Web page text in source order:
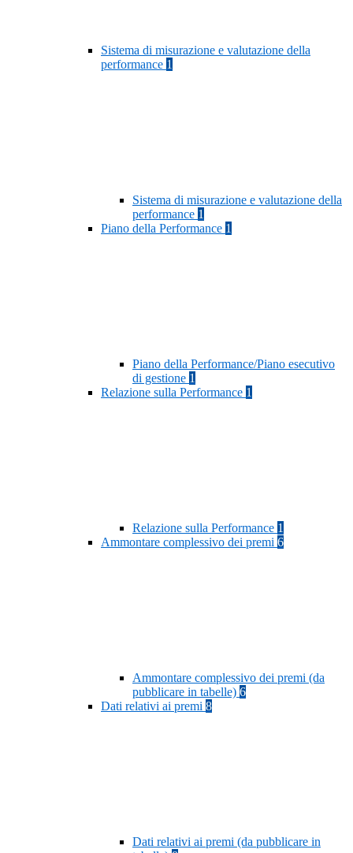
Sistema di misurazione e valutazione della
performance 1
Sistema di misurazione e valutazione della
performance 1
Piano della Performance 1
Piano della Performance/Piano esecutivo
di gestione 1
Relazione sulla Performance 1
Relazione sulla Performance 1
Ammontare complessivo dei premi 6
Ammontare complessivo dei premi (da
pubblicare in tabelle) 6
Dati relativi ai premi 8
Dati relativi ai premi (da pubblicare in